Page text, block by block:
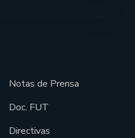
Notas de Prensa
Doc. FUT
Directivas